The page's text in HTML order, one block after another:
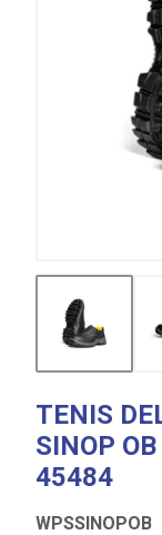
TENIS
SINOP
45484
WPSSINOPOB